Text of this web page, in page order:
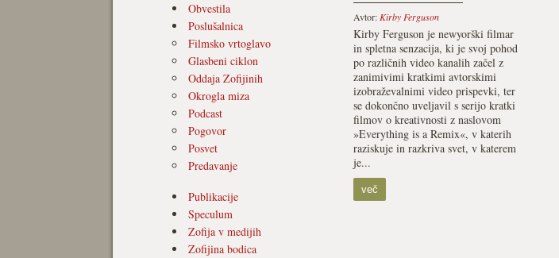
Obvestila
Poslušalnica
Filmsko vrtoglavo
Glasbeni ciklon
Oddaja Zofijinih
Okrogla miza
Podcast
Pogovor
Posvet
Predavanje
Publikacije
Speculum
Zofija v medijih
Zofijina bodica
Avtor: Kirby Ferguson
Kirby Ferguson je newyorški filmar
in spletna senzacija, ki je svoj pohod
po različnih video kanalih začel z
zanimivimi kratkimi avtorskimi
izobraževalnimi video prispevki, ter
se dokončno uveljavil s serijo kratki
filmov o kreativnosti z naslovom
»Everything is a Remix«, v katerih
raziskuje in razkriva svet, v katerem
je...
več